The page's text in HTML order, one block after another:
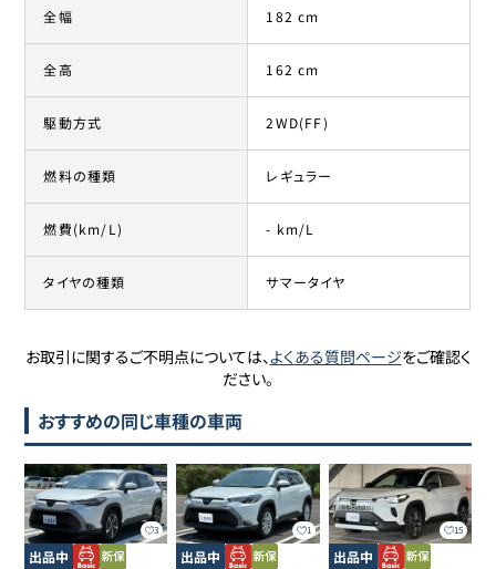
全幅 182 cm
全高 162 cm
駆動方式 2WD(FF)
燃料の種類 レギュラー
燃費(km/L) - km/L
タイヤの種類 サマータイヤ
お取引に関するご不明点については、よくある質問ページをご確認く
ださい。
おすすめの同じ車種の車両
3
出品中
1
出品中
15
出品中